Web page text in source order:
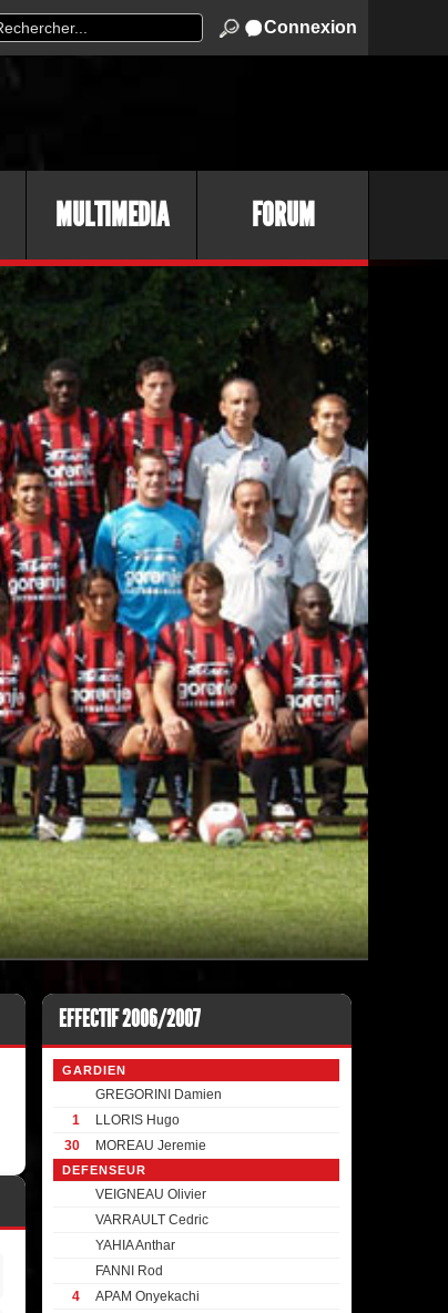
Connexion
MULTIMEDIA FORUM
EFFECTIF 2006/2007
GARDIEN
GREGORINI Damien
1
LLORIS Hugo
30
MOREAU Jeremie
DEFENSEUR
VEIGNEAU Olivier
VARRAULT Cedric
YAHIA Anthar
FANNI Rod
4
APAM Onyekachi